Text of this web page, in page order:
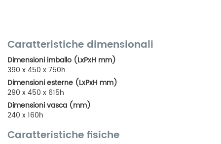
Caratteristiche dimensionali
Dimensioni imballo (LxPxH mm)
390 x 450 x 750h
Dimensioni esterne (LxPxH mm)
290 x 450 x 615h
Dimensioni vasca (mm)
240 x 160h
Caratteristiche fisiche